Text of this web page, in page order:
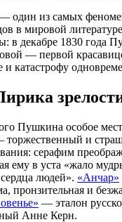
— один из самых
в мировой
в декабре 1830 года
— первой
и катастрофу
Пушкина особое
торжественный и
серафим
ему в уста «жало
людей». «Анчар»
пронзительная и
— эталон
Анне Керн.